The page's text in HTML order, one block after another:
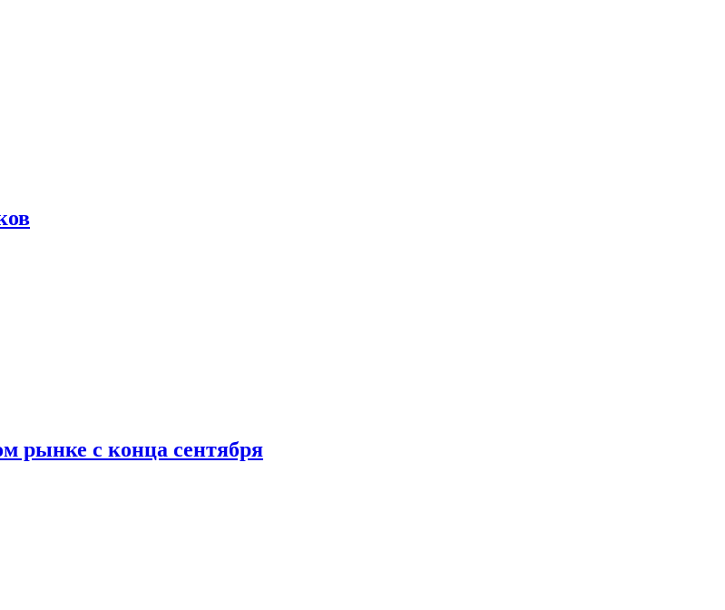
рынке с конца сентября